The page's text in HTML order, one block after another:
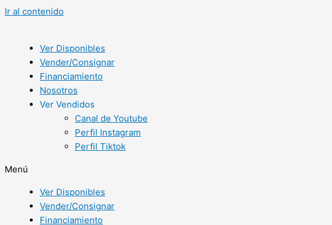
Ir al contenido
Ver Disponibles
Vender/Consignar
Financiamiento
Nosotros
Ver Vendidos
Canal de Youtube
Perfil Instagram
Perfil Tiktok
Menú
Ver Disponibles
Vender/Consignar
Financiamiento